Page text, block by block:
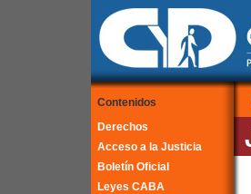
Contenidos
Derechos
Acceso a la Justicia
Boletín Oficial
Leyes CABA